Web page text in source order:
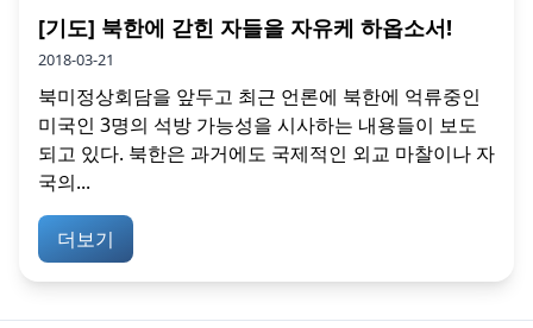
[기도] 북한에 갇힌 자들을 자유케 하옵소서!
2018-03-21
북미정상회담을 앞두고 최근 언론에 북한에 억류중인
미국인 3명의 석방 가능성을 시사하는 내용들이 보도
되고 있다. 북한은 과거에도 국제적인 외교 마찰이나 자
국의...
더보기